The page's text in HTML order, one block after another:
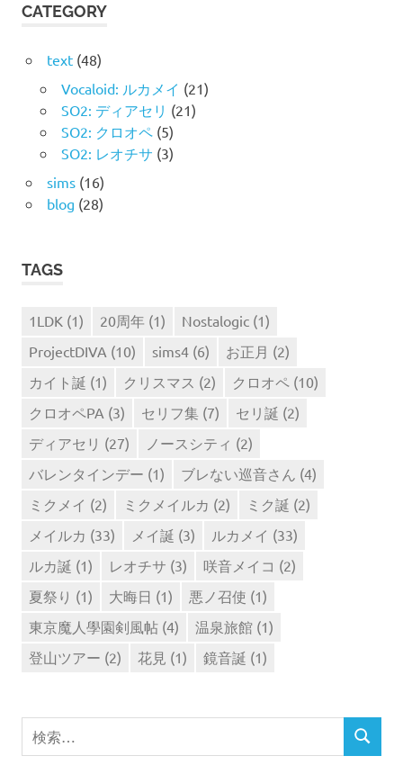
ョ
ン
CATEGORY
text(48)
Vocaloid: ルカメイ (21)
SO2: ディアセリ (21)
SO2: クロオペ(5)
SO2: レオチサ (3)
sims(16)
blog (28)
TAGS
1LDK (1) 20周年 (1) Nostalogic (1)
ProjectDIVA (10) sims4 (6) お正月 (2)
カイト誕 (1) クリスマス (2) クロオペ (10)
クロオペPA (3) セリフ集 (7) セリ誕 (2)
ディアセリ (27) ノースシティ (2)
バレンタインデー (1) ブレない巡音さん (4)
ミクメイ (2) ミクメイルカ (2) ミク誕 (2)
メイルカ (33) メイ誕 (3) ルカメイ (33)
ルカ誕 (1) レオチサ (3) 咲音メイコ (2)
夏祭り (1) 大晦日 (1) 悪ノ召使 (1)
東京魔人學園剣風帖 (4) 温泉旅館 (1)
登山ツアー (2) 花見 (1) 鏡音誕 (1)
検
索
検